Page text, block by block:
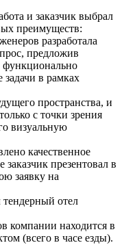
и заказчик выбрал
преимуществ:
разработала
предложив
функционально
в рамках
пространства, и
с точки зрения
визуальную
качественное
презентовал в
заявку на
отел
компании находится в
(всего в часе езды).